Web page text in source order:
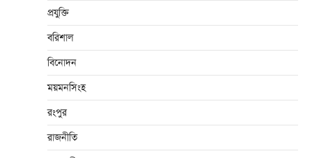
প্রযুক্তি
বরিশাল
বিনোদন
ময়মনসিংহ
রংপুর
রাজনীতি